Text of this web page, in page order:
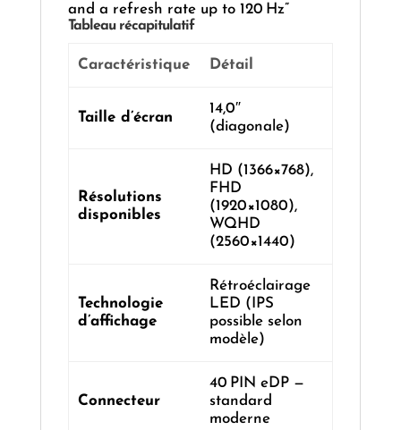
and a refresh rate up to 120 Hz”
Tableau récapitulatif
Caractéristique Détail
Taille d’écran
14,0″
(diagonale)
Résolutions
disponibles
HD (1366×768),
FHD
(1920×1080),
WQHD
(2560×1440)
Technologie
d’affichage
Rétroéclairage
LED (IPS
possible selon
modèle)
Connecteur
40 PIN eDP —
standard
moderne